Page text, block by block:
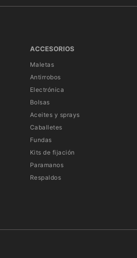
ACCESORIOS
Maletas
Antirrobos
Electrónica
Bolsas
Aceites y sprays
Caballetes
Fundas
Kits de fijación
Paramanos
Respaldos